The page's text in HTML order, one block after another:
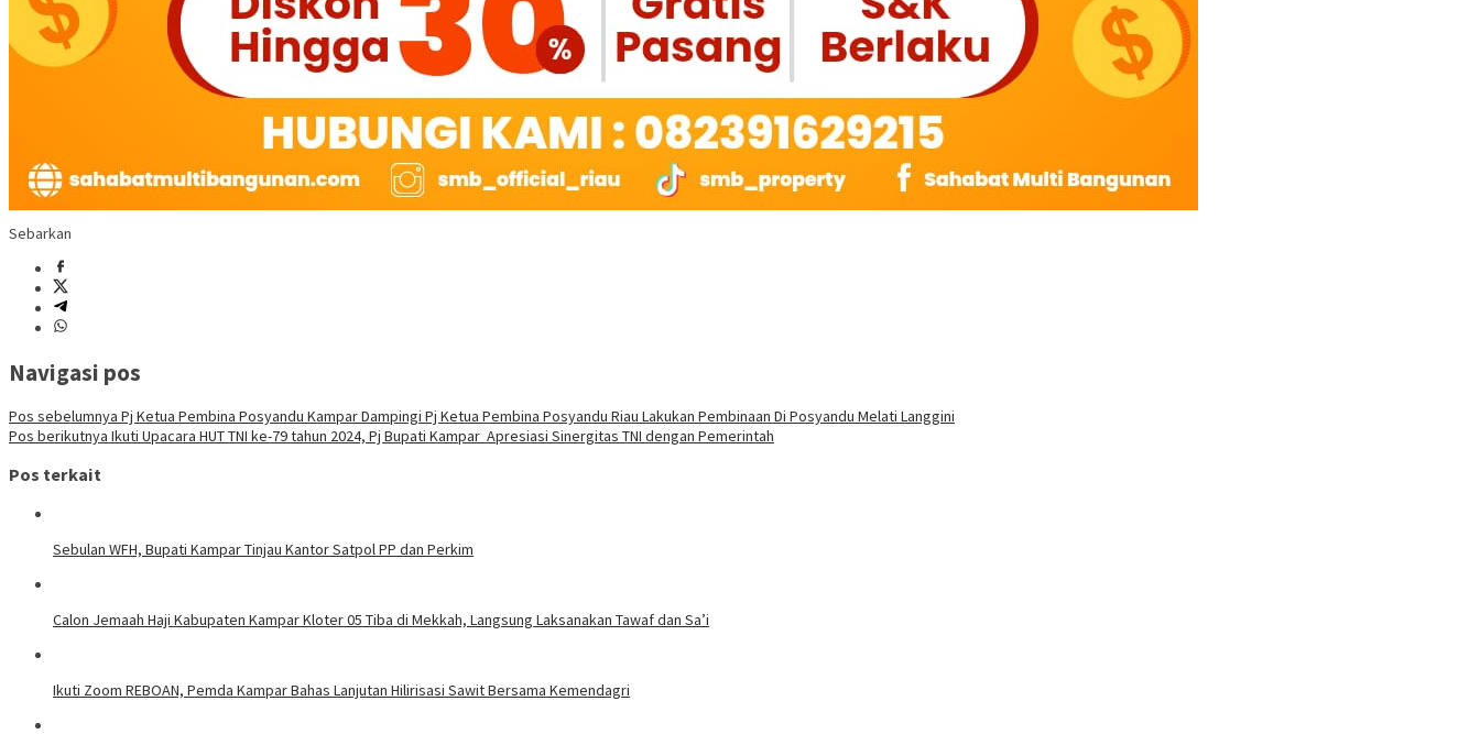
Sebarkan
Navigasi pos
Pos sebelumnya Pj Ketua Pembina Posyandu Kampar Dampingi Pj Ketua Pembina Posyandu Riau Lakukan Pembinaan Di Posyandu Melati Langgini
Pos berikutnya Ikuti Upacara HUT TNI ke-79 tahun 2024, Pj Bupati Kampar Apresiasi Sinergitas TNI dengan Pemerintah
Pos terkait
Sebulan WFH, Bupati Kampar Tinjau Kantor Satpol PP dan Perkim
Calon Jemaah Haji Kabupaten Kampar Kloter 05 Tiba di Mekkah, Langsung Laksanakan Tawaf dan Sa’i
Ikuti Zoom REBOAN, Pemda Kampar Bahas Lanjutan Hilirisasi Sawit Bersama Kemendagri